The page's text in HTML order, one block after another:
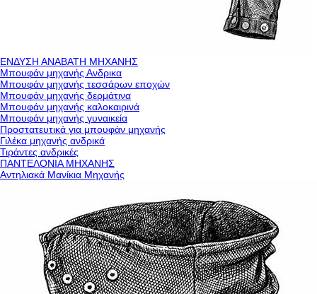
ΕΝΔΥΣΗ ΑΝΑΒΑΤΗ ΜΗΧΑΝΗΣ
Μπουφάν μηχανής Ανδρικα
Μπουφάν μηχανής τεσσάρων εποχών
Μπουφάν μηχανής δερμάτινα
Μπουφάν μηχανής καλοκαιρινά
Μπουφάν μηχανής γυναικεία
Προστατευτικά για μπουφάν μηχανής
Γιλέκα μηχανής ανδρικά
Τιράντες ανδρικές
ΠΑΝΤΕΛΟΝΙΑ ΜΗΧΑΝΗΣ
Αντηλιακά Μανίκια Μηχανής